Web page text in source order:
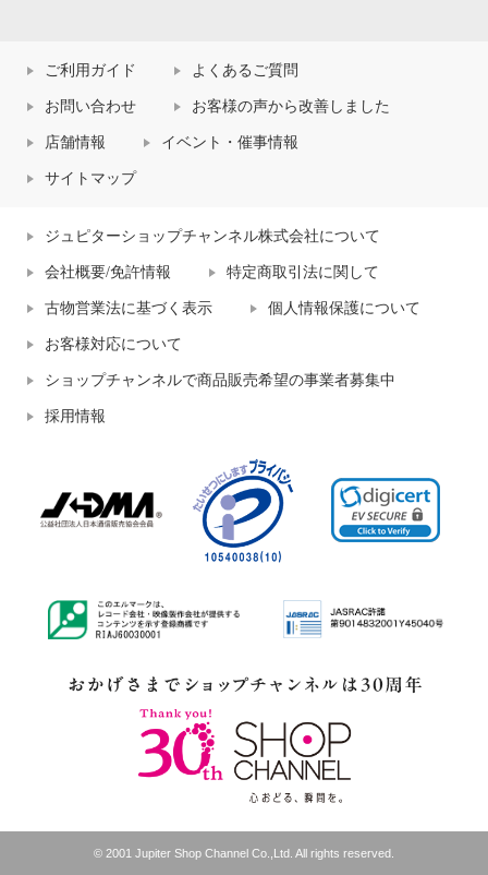
ご利用ガイド よくあるご質問
お問い合わせ お客様の声から改善しました
店舗情報 イベント・催事情報
サイトマップ
ジュピターショップチャンネル株式会社について
会社概要/免許情報 特定商取引法に関して
古物営業法に基づく表示 個人情報保護について
お客様対応について
ショップチャンネルで商品販売希望の事業者募集中
採用情報
© 2001 Jupiter Shop Channel Co.,Ltd. All rights reserved.